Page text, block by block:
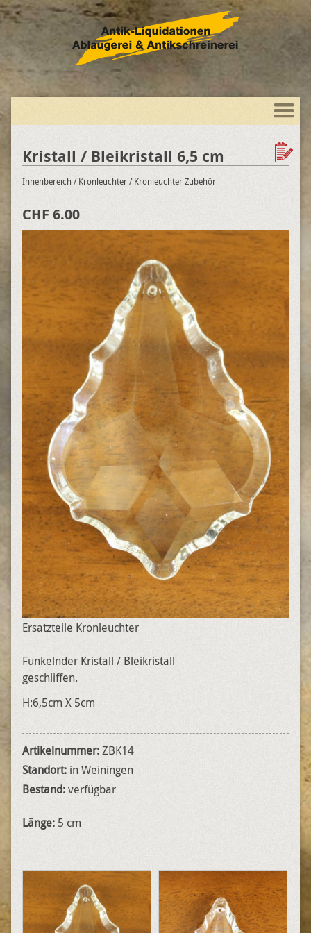
Kristall / Bleikristall 6,5 cm
Innenbereich / Kronleuchter/ Kronleuchter Zubehör
CHF 6.00
Ersatzteile Kronleuchter
Funkelnder Kristall / Bleikristall
geschliffen.
H:6,5cm X 5cm
Artikelnummer:ZBK14
Standort: in Weiningen
Bestand:verfügbar
Länge: 5 cm